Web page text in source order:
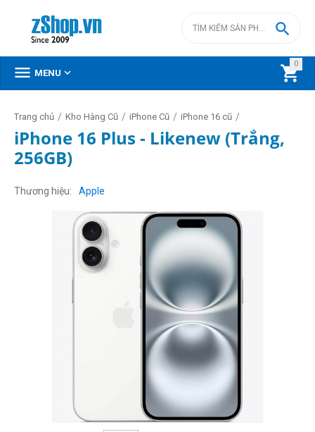
0


 MENU 
Trang chủ / Kho Hàng Cũ / iPhone Cũ / iPhone 16 cũ /
iPhone 16 Plus - Likenew (Trắng,
256GB)
Thương hiệu Apple